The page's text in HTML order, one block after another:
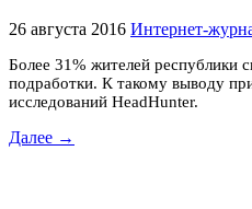
26 августа 2016 Интернет-
Более 31% жителей республики
подработки. К такому выводу
исследований HeadHunter.
Далее →